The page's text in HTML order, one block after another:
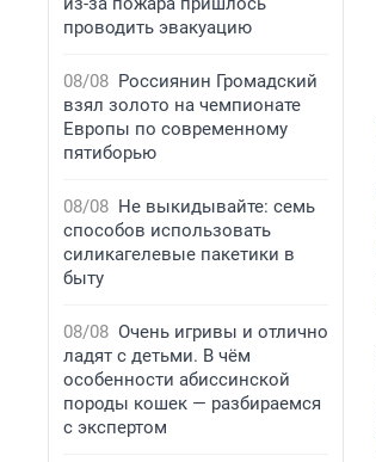
проводить эвакуацию
08/08 Россиянин Громадский
взял золото на чемпионате
Европы по современному
пятиборью
08/08 Не выкидывайте: семь
способов использовать
силикагелевые пакетики в
быту
08/08 Очень игривы и отлично
ладят с детьми. В чём
особенности абиссинской
породы кошек — разбираемся
с экспертом